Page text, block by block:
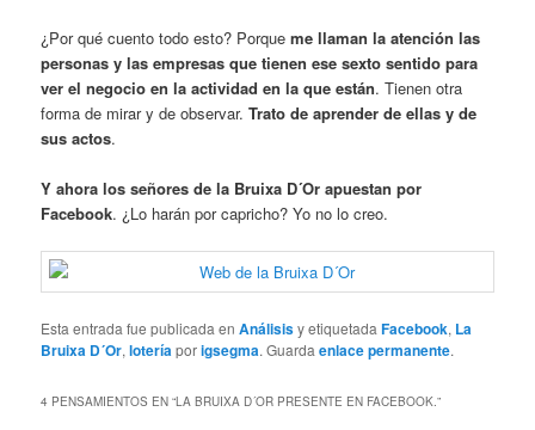
¿Por qué cuento todo esto? Porqueme llaman la atención las
personas y las empresas que tienen ese sexto sentido para
ver el negocio en la actividad en la que están. Tienen otra
forma de mirar y de observar.Trato de aprender de ellas y de
sus actos.
Y ahora los señores de la Bruixa D´Or apuestan por
Facebook. ¿Lo harán por capricho? Yo no lo creo.
Esta entrada fue publicada enAnálisisy etiquetadaFacebook, La
Bruixa D´Or,loteríaporigsegma. Guardaenlace permanente.
4 PENSAMIENTOS EN “LA BRUIXA D´OR PRESENTE EN FACEBOOK.”